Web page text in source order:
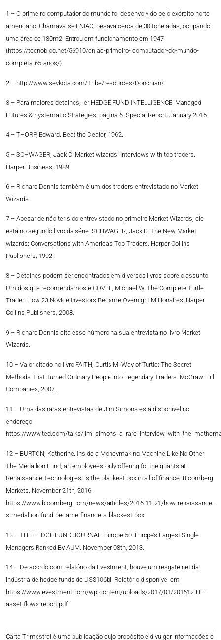
1 – O primeiro computador do mundo foi desenvolvido pelo exército norte
americano. Chamava-se ENIAC, pesava cerca de 30 toneladas, ocupando
uma área de 180m2. Entrou em funcionamento em 1947
(https://tecnoblog.net/56910/eniac-primeiro- computador-do-mundo-
completa-65-anos/)
2 – http://www.seykota.com/Tribe/resources/Donchian/
3 – Para maiores detalhes, ler HEDGE FUND INTELLIGENCE. Managed
Futures & Systematic Strategies, página 6 ,Special Report, January 2015
4 – THORP, Edward. Beat the Dealer, 1962.
5 – SCHWAGER, Jack D. Market wizards: Interviews with top traders.
Harper Business, 1989.
6 – Richard Dennis também é um dos traders entrevistado no Market
Wizards.
7 – Apesar de não ter sido entrevistado no primeiro Market Wizards, ele
está no segundo livro da série. SCHWAGER, Jack D. The New Market
wizards: Conversations with America’s Top Traders. Harper Collins
Publishers, 1992.
8 – Detalhes podem ser encontrados em diversos livros sobre o assunto.
Um dos que recomendamos é COVEL, Michael W. The Complete Turtle
Trader: How 23 Novice Investors Became Overnight Millionaires. Harper
Collins Publishers, 2008.
9 – Richard Dennis cita esse número na sua entrevista no livro Market
Wizards.
10 – Valor citado no livro FAITH, Curtis M. Way of Turtle: The Secret
Methods That Turned Ordinary People into Legendary Traders. McGraw-Hill
Companies, 2007.
11 – Uma das raras entrevistas de Jim Simons está disponível no
endereço
https://www.ted.com/talks/
12 – BURTON, Katherine. Inside a Moneymaking Machine Like No Other:
The Medallion Fund, an employees-only offering for the quants at
Renaissance Technologies, is the blackest box in all of finance. Bloomberg
Markets. November 21th, 2016.
https://www.bloomberg.com/news/articles/2016-11-21/how-renaissance-
s-medallion-fund-became-finance-s-blackest-box
13 – THE HEDGE FUND JOURNAL. Europe 50: Europe’s Largest Single
Managers Ranked By AUM. November 08th, 2013.
14 – De acordo com relatório da Evestment, houve um resgate net da
indústria de hedge funds de US$106bi. Relatório disponível em
https://www.evestment.com/wp-content/uploads/2017/01/201612-HF-
asset-flows-report.pdf
Carta Trimestral é uma publicação cujo propósito é divulgar informações e